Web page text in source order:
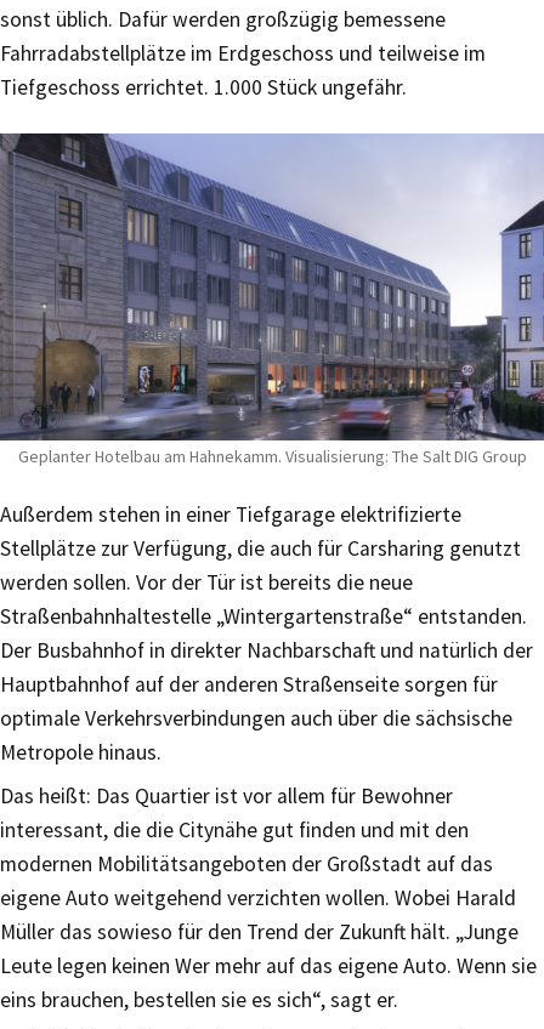
sonst üblich. Dafür werden großzügig bemessene
Fahrradabstellplätze im Erdgeschoss und teilweise im
Tiefgeschoss errichtet. 1.000 Stück ungefähr.
Geplanter Hotelbau am Hahnekamm. Visualisierung: The Salt DIG Group
Außerdem stehen in einer Tiefgarage elektrifizierte
Stellplätze zur Verfügung, die auch für Carsharing genutzt
werden sollen. Vor der Tür ist bereits die neue
Straßenbahnhaltestelle „Wintergartenstraße“ entstanden.
Der Busbahnhof in direkter Nachbarschaft und natürlich der
Hauptbahnhof auf der anderen Straßenseite sorgen für
optimale Verkehrsverbindungen auch über die sächsische
Metropole hinaus.
Das heißt: Das Quartier ist vor allem für Bewohner
interessant, die die Citynähe gut finden und mit den
modernen Mobilitätsangeboten der Großstadt auf das
eigene Auto weitgehend verzichten wollen. Wobei Harald
Müller das sowieso für den Trend der Zukunft hält. „Junge
Leute legen keinen Wer mehr auf das eigene Auto. Wenn sie
eins brauchen, bestellen sie es sich“, sagt er.